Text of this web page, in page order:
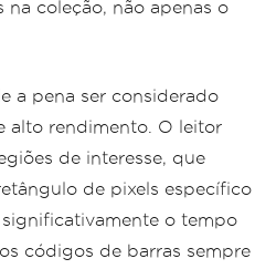
coleção, não apenas o
a pena ser considerado
alto rendimento. O leitor
de interesse, que
de pixels específico
o tempo
códigos de barras sempre